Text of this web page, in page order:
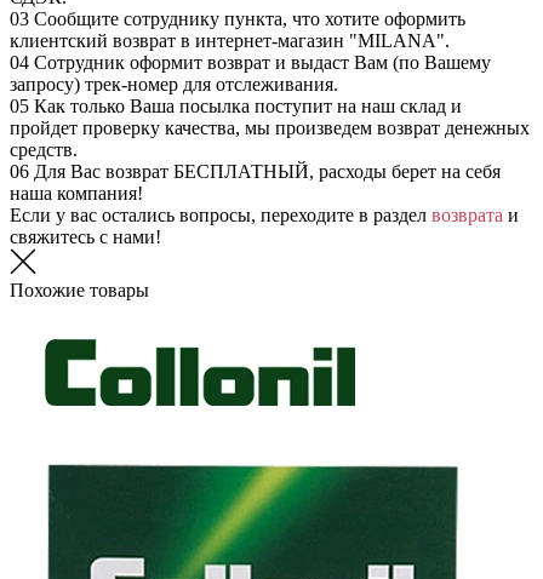
03 Сообщите сотруднику пункта, что хотите оформить
клиентский возврат в интернет-магазин "MILANA".
04 Сотрудник оформит возврат и выдаст Вам (по Вашему
запросу) трек-номер для отслеживания.
05 Как только Ваша посылка поступит на наш склад и
пройдет проверку качества, мы произведем возврат денежных
средств.
06 Для Вас возврат БЕСПЛАТНЫЙ, расходы берет на себя
наша компания!
Если у вас остались вопросы, переходите в раздел возврата и
свяжитесь с нами!
Похожие товары